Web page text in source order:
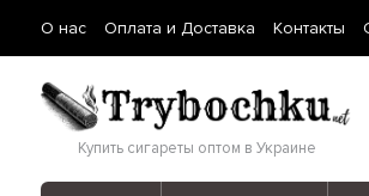
О нас Оплата и Доставка Контакты
Купить сигареты оптом в Украине